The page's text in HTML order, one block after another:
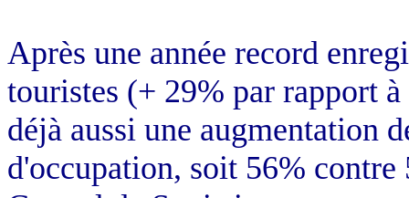
Après une année record
touristes (+ 29% par rapport
déjà aussi une augmentation
d'occupation, soit 56%